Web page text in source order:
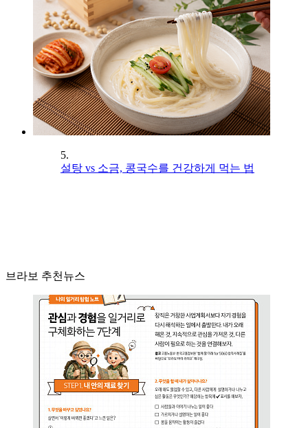
5.
설탕 vs 소금, 콩국수를 건강하게 먹는 법
브라보 추천뉴스